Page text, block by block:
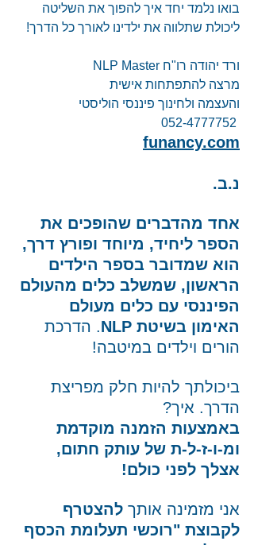
בואו נלמד יחד איך להפוך את השליטה
ליכולת שתלווה את ילדינו לאורך כל הדרך!
ורד יהודה רו"ח NLP Master
מרצה להתפתחות אישית
והעצמה ולחינוך פיננסי הוליסטי
052-4777752
funancy.com
נ.ב.
אחד מהדברים שהופכים את
הספר ליחיד, מיוחד ופורץ דרך,
הוא שמדובר בספר הילדים
הראשון, שמשלב כלים מהעולם
הפיננסי עם כלים מעולם
האימון בשיטת NLP
. הדרכת
הורים וילדים במיטבה!
ביכולתך להיות חלק מפריצת
הדרך. איך?
באמצעות הזמנה מוקדמת
ומ-ו-ז-ל-ת של עותק חתום,
אצלך לפני כולם!
אני מזמינה אותך להצטרף
לקבוצת "רוכשי תעלומת הכסף